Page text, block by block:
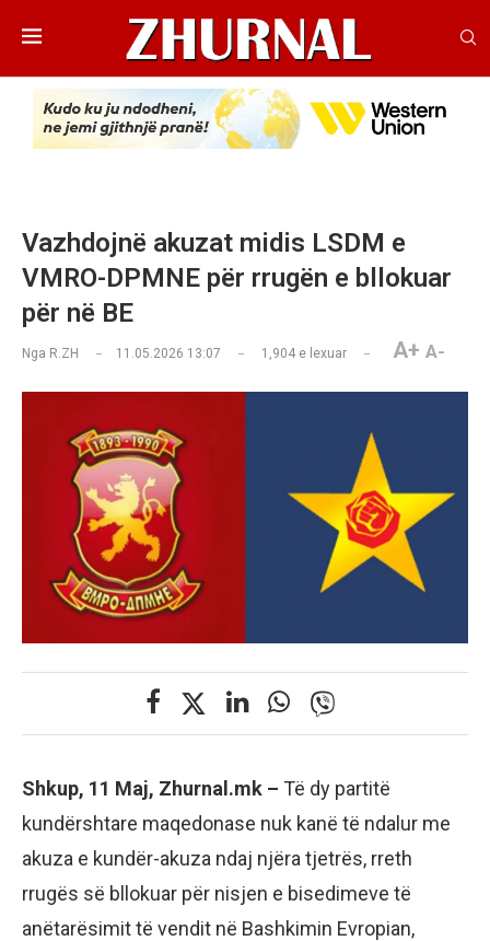
Vazhdojnë akuzat midis LSDM e
VMRO-DPMNE për rrugën e bllokuar
për në BE
Nga R.ZH 11.05.2026 13:07 1,904 e lexuar A+ A-
Shkup, 11 Maj, Zhurnal.mk – Të dy partitë
kundërshtare maqedonase nuk kanë të ndalur me
akuza e kundër-akuza ndaj njëra tjetrës, rreth
rrugës së bllokuar për nisjen e bisedimeve të
anëtarësimit të vendit në Bashkimin Evropian,